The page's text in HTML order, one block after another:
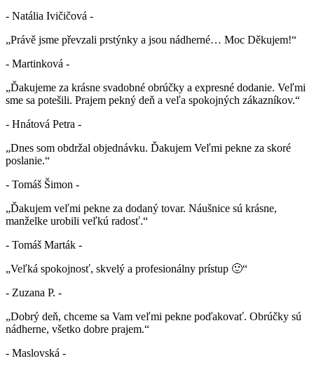
- Natália Ivičičová -
„Právě jsme převzali prstýnky a jsou nádherné… Moc Děkujem!“
- Martinková -
„Ďakujeme za krásne svadobné obrúčky a expresné dodanie. Veľmi
sme sa potešili. Prajem pekný deň a veľa spokojných zákazníkov.“
- Hnátová Petra -
„Dnes som obdržal objednávku. Ďakujem Veľmi pekne za skoré
poslanie.“
- Tomáš Šimon -
„Ďakujem veľmi pekne za dodaný tovar. Náušnice sú krásne,
manželke urobili veľkú radosť.“
- Tomáš Marták -
„Veľká spokojnosť, skvelý a profesionálny prístup 🙂“
- Zuzana P. -
„Dobrý deň, chceme sa Vam veľmi pekne poďakovať. Obrúčky sú
nádherne, všetko dobre prajem.“
- Maslovská -